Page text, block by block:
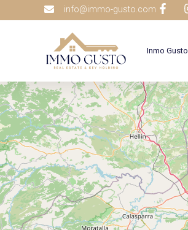
info@immo-gusto.com
Inmo Gusto